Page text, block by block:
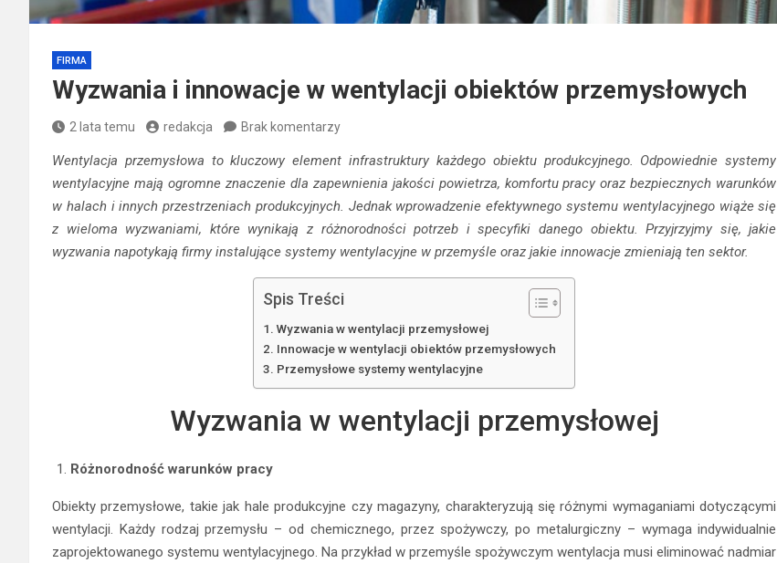
FIRMA
Wyzwania i innowacje w wentylacji obiektów przemysłowych
2 lata temu redakcja Brak komentarzy
Wentylacja przemysłowa to kluczowy element infrastruktury każdego obiektu produkcyjnego. Odpowiednie systemy
wentylacyjne mają ogromne znaczenie dla zapewnienia jakości powietrza, komfortu pracy oraz bezpiecznych warunków
w halach i innych przestrzeniach produkcyjnych. Jednak wprowadzenie efektywnego systemu wentylacyjnego wiąże się
z wieloma wyzwaniami, które wynikają z różnorodności potrzeb i specyfiki danego obiektu. Przyjrzyjmy się, jakie
wyzwania napotykają firmy instalujące systemy wentylacyjne w przemyśle oraz jakie innowacje zmieniają ten sektor.
Spis Treści
Wyzwania w wentylacji przemysłowej
Innowacje w wentylacji obiektów przemysłowych
Przemysłowe systemy wentylacyjne
Wyzwania w wentylacji przemysłowej
Różnorodność warunków pracy
Obiekty przemysłowe, takie jak hale produkcyjne czy magazyny, charakteryzują się różnymi wymaganiami dotyczącymi
wentylacji. Każdy rodzaj przemysłu – od chemicznego, przez spożywczy, po metalurgiczny – wymaga indywidualnie
zaprojektowanego systemu wentylacyjnego. Na przykład w przemyśle spożywczym wentylacja musi eliminować nadmiar